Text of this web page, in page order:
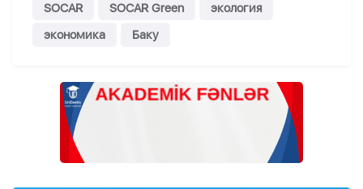
SOCAR
SOCAR Green
экология
экономика
Баку